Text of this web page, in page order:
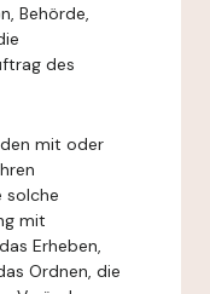
Behörde,
des
mit oder
solche
mit
Erheben,
Ordnen, die